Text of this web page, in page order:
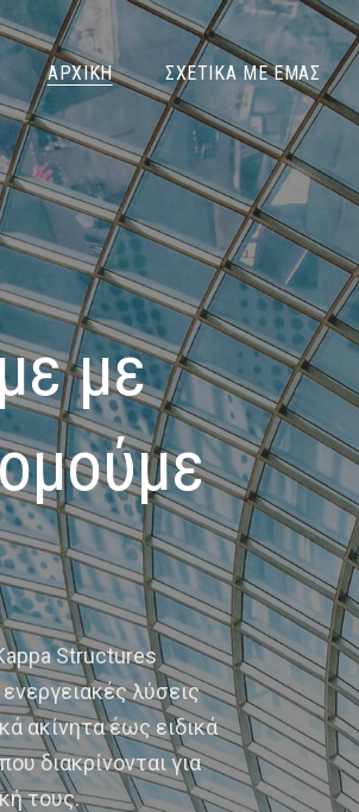
ΑΡΧΙΚΉ ΣΧΕΤΙΚΆ ΜΕ ΕΜΆΣ
με
Structures
λύσεις
ακίνητα έως ειδικά
διακρίνονται για
τους.